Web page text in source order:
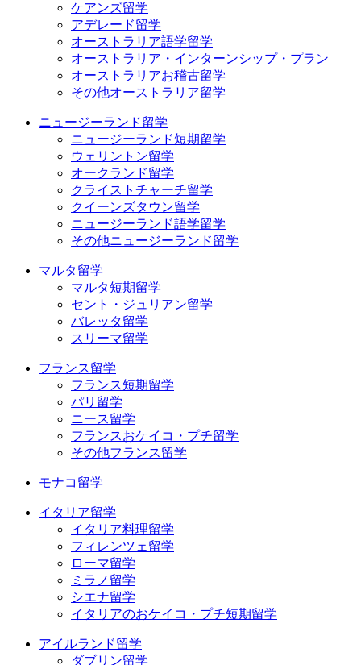
ケアンズ留学
アデレード留学
オーストラリア語学留学
オーストラリア・インターンシップ・プラン
オーストラリアお稽古留学
その他オーストラリア留学
ニュージーランド留学
ニュージーランド短期留学
ウェリントン留学
オークランド留学
クライストチャーチ留学
クイーンズタウン留学
ニュージーランド語学留学
その他ニュージーランド留学
マルタ留学
マルタ短期留学
セント・ジュリアン留学
バレッタ留学
スリーマ留学
フランス留学
フランス短期留学
パリ留学
ニース留学
フランスおケイコ・プチ留学
その他フランス留学
モナコ留学
イタリア留学
イタリア料理留学
フィレンツェ留学
ローマ留学
ミラノ留学
シエナ留学
イタリアのおケイコ・プチ短期留学
アイルランド留学
ダブリン留学